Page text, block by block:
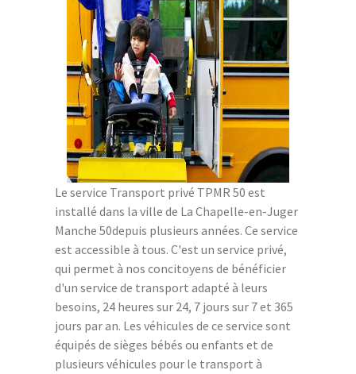
Le service Transport privé TPMR 50 est
installé dans la ville de La Chapelle-en-Juger
Manche 50depuis plusieurs années. Ce service
est accessible à tous. C'est un service privé,
qui permet à nos concitoyens de bénéficier
d'un service de transport adapté à leurs
besoins, 24 heures sur 24, 7 jours sur 7 et 365
jours par an. Les véhicules de ce service sont
équipés de sièges bébés ou enfants et de
plusieurs véhicules pour le transport à